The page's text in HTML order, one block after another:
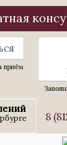
приём
8